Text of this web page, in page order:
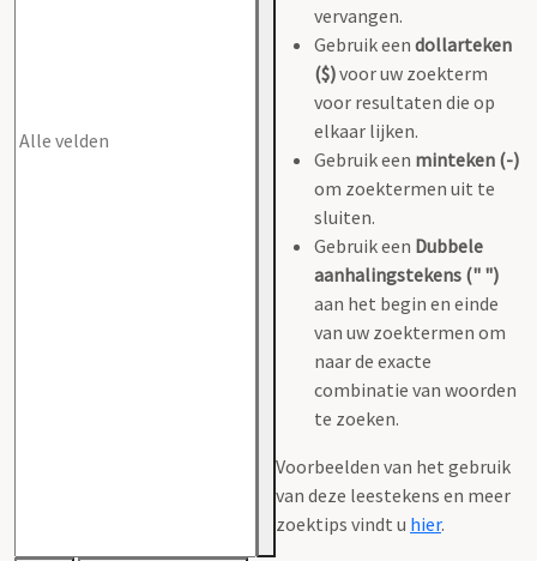
vervangen.
Gebruik een dollarteken
($)voor uw zoekterm
voor resultaten die op
elkaar lijken.
Gebruik een minteken (-)
om zoektermen uit te
sluiten.
Gebruik een Dubbele
aanhalingstekens (" ")
aan het begin en einde
van uw zoektermen om
naar de exacte
combinatie van woorden
te zoeken.
Voorbeelden van het gebruik
van deze leestekens en meer
zoektips vindt u hier.